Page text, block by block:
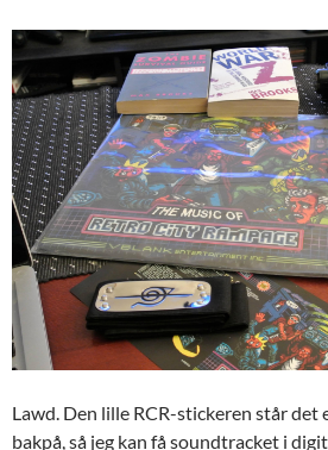
Lawd. Den lille RCR-stickeren står det
bakpå, så jeg kan få soundtracket i